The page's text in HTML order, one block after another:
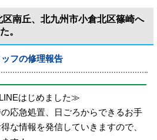
南丘、北九州市小倉北区篠崎へ
。
ッフの修理報告
はじめました≫
応急処置、日ごろからできるお手
な情報を発信していきますので、